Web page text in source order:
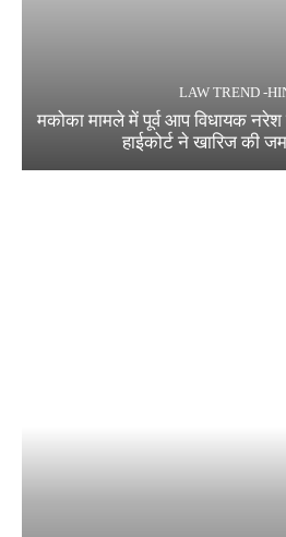
LAW TREND -
मकोका मामले में पूर्व आप विधायक नरेश
हाईकोर्ट ने खारिज की